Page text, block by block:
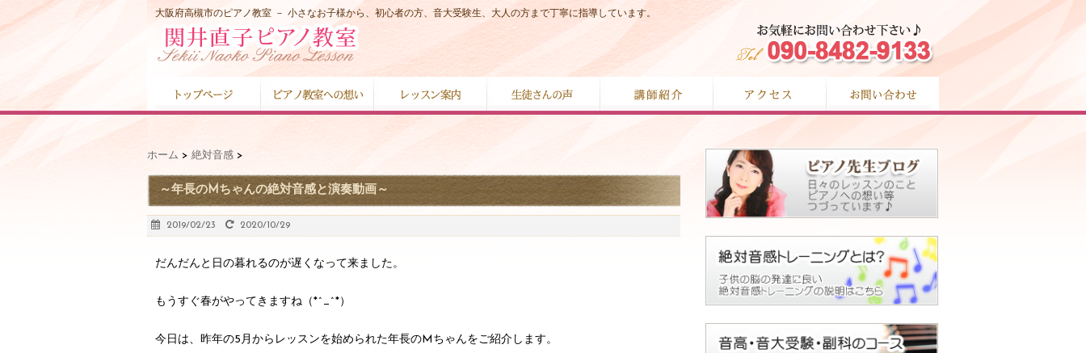
大阪府高槻市のピアノ教室 － 小さなお子様から、初心者の方、音大受験生、大人の方まで丁寧に指導しています。
ホーム > 絶対音感 >
～年長のMちゃんの絶対音感と演奏動画～
2019/02/23 2020/10/29
だんだんと日の暮れるのが遅くなって来ました。
もうすぐ春がやってきますね（*^_^*）
今日は、昨年の5月からレッスンを始められた年長のMちゃんをご紹介します。